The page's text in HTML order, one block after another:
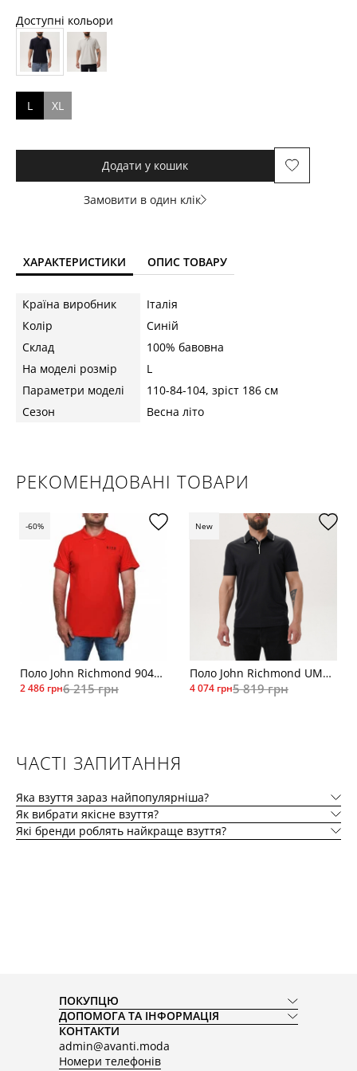
Доступні кольори
L XL
Додати у кошик
Замовити в один клік
ХАРАКТЕРИСТИКИ ОПИС ТОВАРУ
Країна виробник
Італія
Колір
Синій
Склад
100% бавовна
На моделі розмір
L
Параметри моделі
110-84-104, зріст 186 см
Сезон
Весна літо
РЕКОМЕНДОВАНІ ТОВАРИ
Поло John Richmond 9044кр
2 486 грн6 215 грн
-60%
Поло John Richmond UMP26336PO чор
4 074 грн5 819 грн
New
ЧАСТІ ЗАПИТАННЯ
Яка взуття зараз найпопулярніша?
Як вибрати якісне взуття?
Які бренди роблять найкраще взуття?
ПОКУПЦЮ
ДОПОМОГА ТА ІНФОРМАЦІЯ
КОНТАКТИ
admin@avanti.moda
Номери телефонів